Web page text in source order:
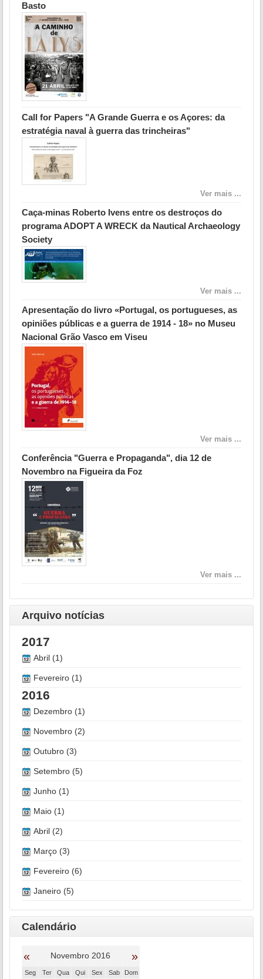
Basto
Call for Papers "A Grande Guerra e os Açores: da
estratégia naval à guerra das trincheiras"
Ver mais ...
Caça-minas Roberto Ivens entre os destroços do
programa ADOPT A WRECK da Nautical Archaeology
Society
Ver mais ...
Apresentação do livro «Portugal, os portugueses, as
opiniões públicas e a guerra de 1914 - 18» no Museu
Nacional Grão Vasco em Viseu
Ver mais ...
Conferência "Guerra e Propaganda", dia 12 de
Novembro na Figueira da Foz
Ver mais ...
Arquivo notícias
2017
Abril (1)
Fevereiro (1)
2016
Dezembro (1)
Novembro (2)
Outubro (3)
Setembro (5)
Junho (1)
Maio (1)
Abril (2)
Março (3)
Fevereiro (6)
Janeiro (5)
Calendário
« Novembro 2016 »
Seg Ter Qua Qui Sex Sab Dom